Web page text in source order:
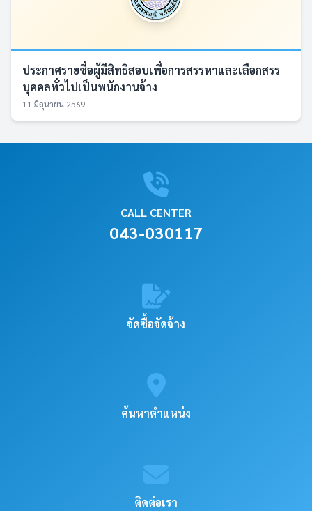
ประกาศรายชื่อผู้มีสิทธิสอบเพื่อการสรรหาและเลือกสรร
บุคคลทั่วไปเป็นพนักงานจ้าง
11 มิถุนายน 2569
CALL CENTER
043-030117
จัดซื้อจัดจ้าง
ค้นหาตำแหน่ง
ติดต่อเรา